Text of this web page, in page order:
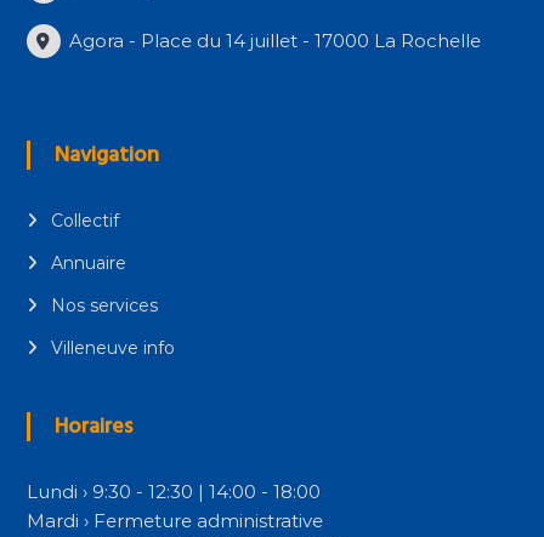
Agora - Place du 14 juillet - 17000 La Rochelle
Navigation
Collectif
Annuaire
Nos services
Villeneuve info
Horaires
Lundi › 9:30 - 12:30 | 14:00 - 18:00
Mardi › Fermeture administrative